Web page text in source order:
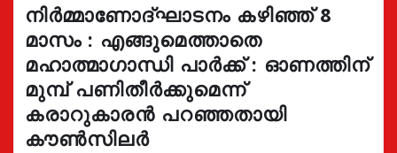
നിർമ്മാണോദ്ഘാടനം കഴിഞ്ഞ് 8
മാസം : എങ്ങുമെത്താതെ
മഹാത്മാഗാന്ധി പാർക്ക് : ഓണത്തിന്
മുമ്പ് പണിതീർക്കുമെന്ന്
കരാറുകാരൻ പറഞ്ഞതായി
കൗൺസിലർ